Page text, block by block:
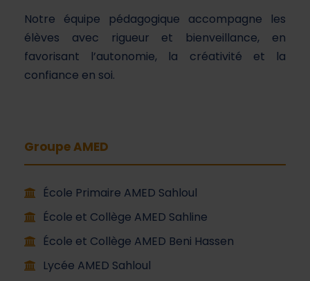
Notre équipe pédagogique accompagne les
élèves avec rigueur et bienveillance, en
favorisant l’autonomie, la créativité et la
confiance en soi.
Groupe AMED
École Primaire AMED Sahloul
École et Collège AMED Sahline
École et Collège AMED Beni Hassen
Lycée AMED Sahloul